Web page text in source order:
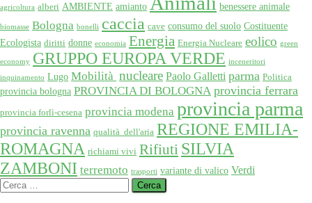
agricoltura alberi AMBIENTE amianto benessere animale
biomasse Bologna bonelli caccia cave consumo del suolo Costituente
Ecologista diritti donne economia Energia Energia Nucleare eolico green
economy GRUPPO EUROPA VERDE inceneritori
inquinamento Lugo Mobilità nucleare Paolo Galletti parma Politica
provincia bologna PROVINCIA DI BOLOGNA provincia ferrara
provincia forlì-cesena provincia modena provincia parma
provincia ravenna qualità dell'aria REGIONE EMILIA-
ROMAGNA richiami vivi Rifiuti SILVIA
ZAMBONI terremoto trasporti variante di valico Verdi
Ricerca
per: